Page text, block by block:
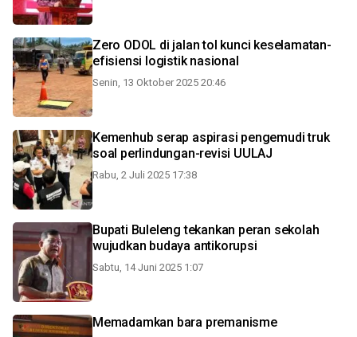
Zero ODOL di jalan tol kunci keselamatan-
efisiensi logistik nasional
Senin, 13 Oktober 2025 20:46
Kemenhub serap aspirasi pengemudi truk
soal perlindungan-revisi UULAJ
Rabu, 2 Juli 2025 17:38
Bupati Buleleng tekankan peran sekolah
wujudkan budaya antikorupsi
Sabtu, 14 Juni 2025 1:07
Memadamkan bara premanisme